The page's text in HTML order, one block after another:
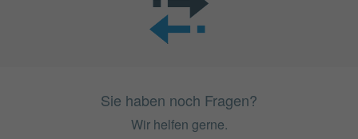
Sie haben noch Fragen?
Wir helfen gerne.